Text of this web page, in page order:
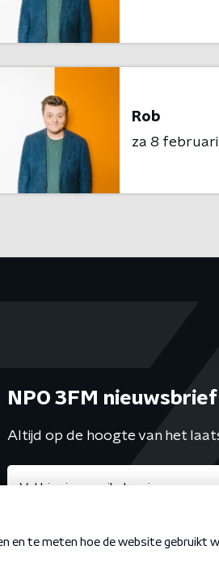
Rob
za 8
NPO 3FM nieuwsbrief
Altijd op de hoogte van het